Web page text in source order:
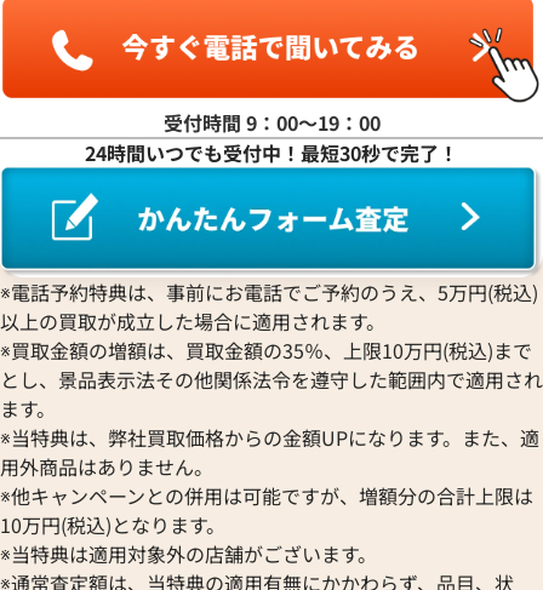
ヤ行
ワ行
受付時間 9：00〜19：00
24時間いつでも受付中！最短30秒で完了！
※電話予約特典は、事前にお電話でご予約のうえ、5万円(税込)
以上の買取が成立した場合に適用されます。
※買取金額の増額は、買取金額の35％、上限10万円(税込)まで
とし、景品表示法その他関係法令を遵守した範囲内で適用され
ます。
※当特典は、弊社買取価格からの金額UPになります。また、適
用外商品はありません。
※他キャンペーンとの併用は可能ですが、増額分の合計上限は
10万円(税込)となります。
※当特典は適用対象外の店舗がございます。
※通常査定額は、当特典の適用有無にかかわらず、品目、状